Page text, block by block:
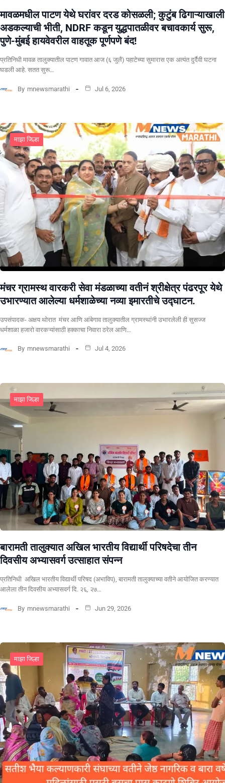
मावळमधील पाटण येथे घरांवर दरड कोसळली; कुटुंब ढिगाऱ्याखाली
अडकल्याची भीती, NDRF कडून युद्धपातळीवर बचावकार्य सुरू,
पुणे-मुंबई हायवेवरील वाहतूक पूर्णपणे बंद!
​प्रतिनिधी मावळ तालुक्यातील पाटण गावात आज (६ जुलै) पहाटेच्या सुमारास एक अत्यंत दुर्दैवी घटना
घडली आहे. सतत सुरू…
By mnewsmarathi Jul 6, 2026
माझा जिल्हा
मंचर ग्रामस्थ वारकरी सेवा मंडळाच्या वतीनं श्रीक्षेत्र पंढरपूर येथे
उभारण्यात आलेल्या धर्मशाळेच्या नव्या इमारतीचे उद्घाटन.
उपसंपादक- अक्षय थोरात मंचर आणि आंबेगाव तालुक्यातील ग्रामस्थांनी उभारलेली ही सुसज्ज
धर्मशाळा हजारो वारकऱ्यांसाठी हक्काचा निवारा ठरेल आणि…
By mnewsmarathi Jul 4, 2026
माझा जिल्हा
बारामती तालुक्यात अखिल भारतीय विद्यार्थी परिषदेचा तीन
दिवसीय अभ्यासवर्ग उत्साहात संपन्न
प्रतिनिधी अखिल भारतीय विद्यार्थी परिषद (अभाविप), बारामती तालुक्याच्या वतीने आयोजित करण्यात
आलेला तीन दिवसीय अभ्यासवर्ग दि. २६, २७…
By mnewsmarathi Jun 29, 2026
माझा जिल्हा